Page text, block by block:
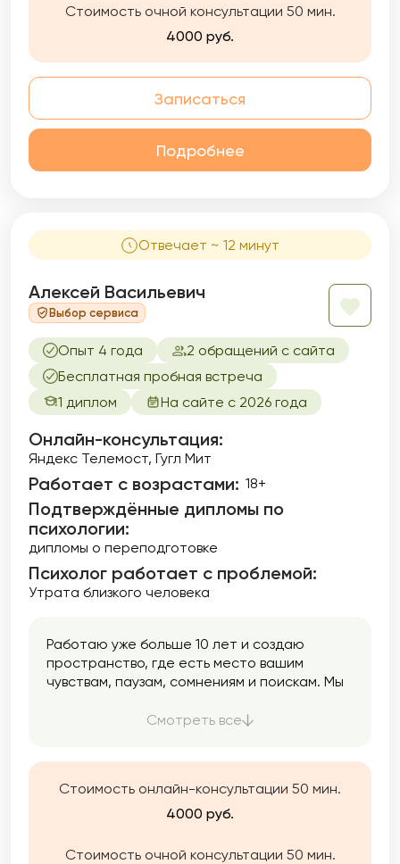
Стоимость очной консультации 50 мин.
4000 руб.
Записаться
Подробнее
Отвечает ~ 12 минут
Алексей Васильевич
Выбор сервиса
Опыт 4 года
2 обращений с сайта
Бесплатная пробная встреча
1 диплом
На сайте с 2026 года
Онлайн-консультация:
Яндекс Телемост, Гугл Мит
Работает с возрастами: 18+
Подтверждённые дипломы по
психологии:
дипломы о переподготовке
Психолог работает с проблемой:
Утрата близкого человека
Работаю уже больше 10 лет и создаю
пространство, где есть место вашим
чувствам, паузам, сомнениям и поискам. Мы
аккуратно, без давления. Моя задача —
Смотреть все
Стоимость онлайн-консультации 50 мин.
4000 руб.
Стоимость очной консультации 50 мин.